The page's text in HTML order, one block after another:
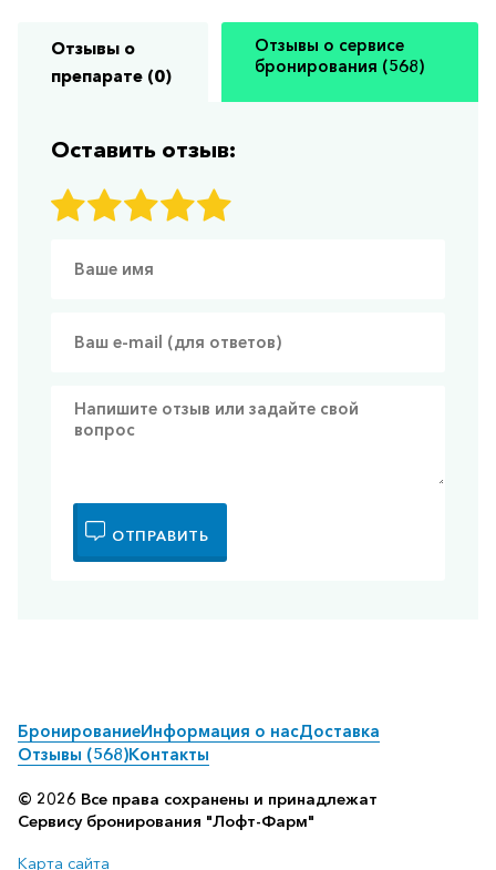
Отзывы о
препарате (0)
Отзывы о сервисе
бронирования (568)
Оставить отзыв:
ОТПРАВИТЬ
БронированиеИнформация о насДоставка
Отзывы (568)Контакты
© 2026 Все права сохранены и принадлежат
Сервису бронирования "Лофт-Фарм"
Карта сайта